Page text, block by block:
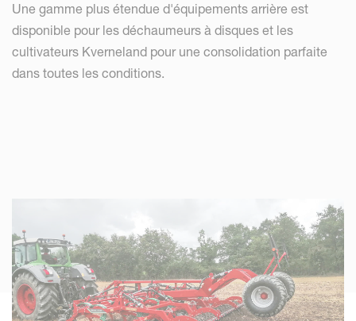
Une gamme plus étendue d'équipements arrière est
disponible pour les déchaumeurs à disques et les
cultivateurs Kverneland pour une consolidation parfaite
dans toutes les conditions.